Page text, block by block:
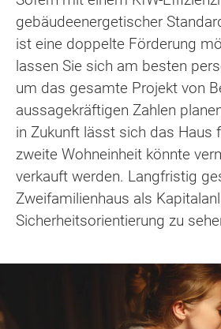
gebäudeenergetischer
ist eine doppelte Förderung
lassen Sie sich am besten
um das gesamte Projekt von
aussagekräftigen Zahlen
in Zukunft lässt sich das Haus
zweite Wohneinheit könnte
verkauft werden. Langfristig
Zweifamilienhaus als
Sicherheitsorientierung zu